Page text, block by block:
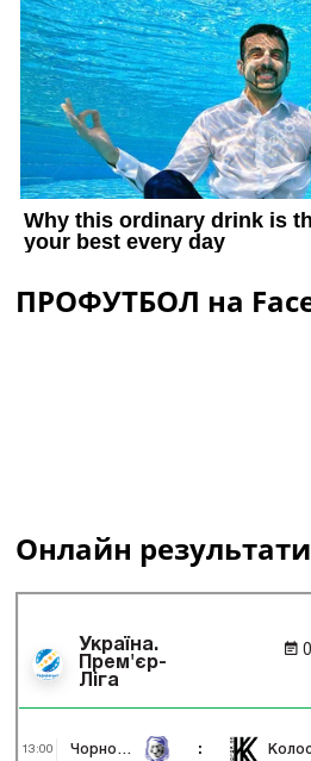
ПРОФУТБОЛ на
Онлайн результати